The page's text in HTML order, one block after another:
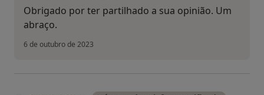
Obrigado por ter partilhado a sua opinião. Um
abraço.
6 de outubro de 2023